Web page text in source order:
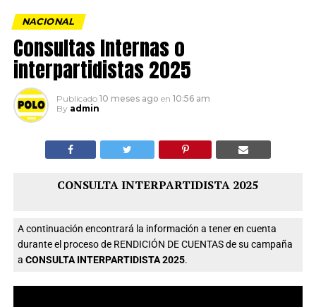
NACIONAL
Consultas Internas o
interpartidistas 2025
Publicado 10 meses ago en 10:56 am
By admin
CONSULTA INTERPARTIDISTA 2025
A continuación encontrará la información a tener en cuenta
durante el proceso de RENDICIÓN DE CUENTAS de su campaña
a CONSULTA INTERPARTIDISTA 2025.